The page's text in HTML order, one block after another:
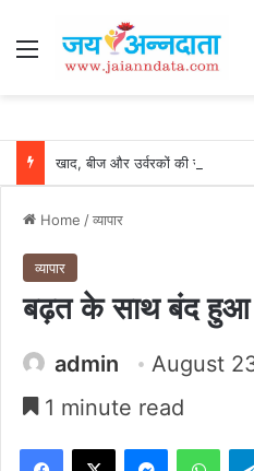
Menu
Home /व्यापार
व्यापार
बढ़त के साथ बंद हुआ
admin
August
1 minute read
Facebook
X Messenger